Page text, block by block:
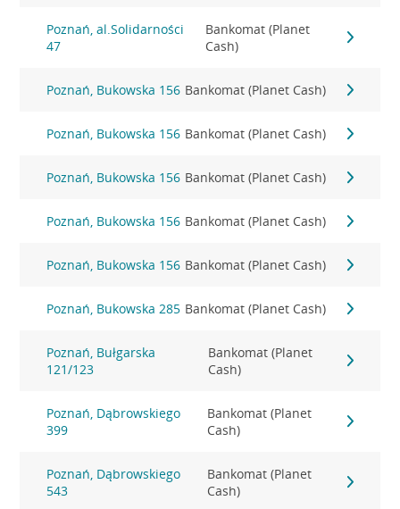
Poznań, al.Solidarności
47
Bankomat (Planet
Cash)
Poznań, Bukowska 156 Bankomat (Planet Cash)
Poznań, Bukowska 156 Bankomat (Planet Cash)
Poznań, Bukowska 156 Bankomat (Planet Cash)
Poznań, Bukowska 156 Bankomat (Planet Cash)
Poznań, Bukowska 156 Bankomat (Planet Cash)
Poznań, Bukowska 285 Bankomat (Planet Cash)
Poznań, Bułgarska
121/123
Bankomat (Planet
Cash)
Poznań, Dąbrowskiego
399
Bankomat (Planet
Cash)
Poznań, Dąbrowskiego
543
Bankomat (Planet
Cash)